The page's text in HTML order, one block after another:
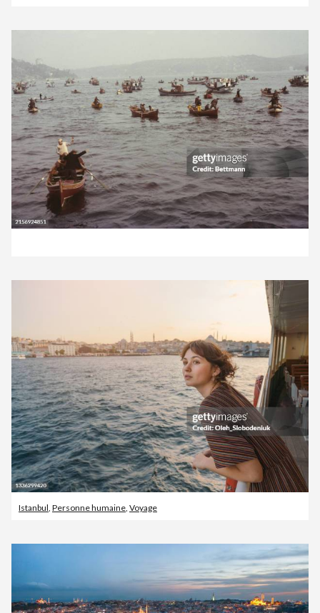
Istanbul, Personne humaine, Voyage